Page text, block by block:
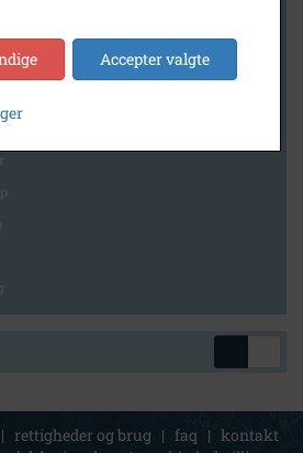
| rettigheder og brug | faq | kontakt
Accepter valgte